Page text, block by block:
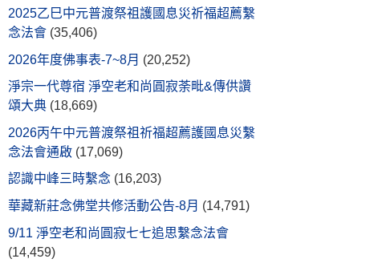
2025乙巳中元普渡祭祖護國息災祈福超薦繫
念法會 (35,406)
2026年度佛事表-7~8月 (20,252)
淨宗一代尊宿 淨空老和尚圓寂荼毗&傳供讚
頌大典 (18,669)
2026丙午中元普渡祭祖祈福超薦護國息災繫
念法會通啟 (17,069)
認識中峰三時繫念 (16,203)
華藏新莊念佛堂共修活動公告-8月 (14,791)
9/11 淨空老和尚圓寂七七追思繫念法會
(14,459)